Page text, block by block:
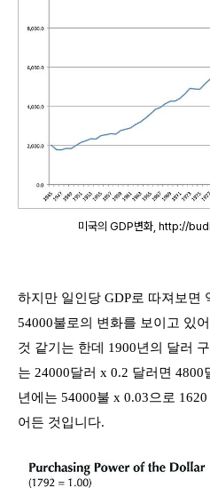
미국의 GDP변화, http://
하지만 일인당 GDP로 따져보면
54000불로의 변화를 보이고 있어
것 같기는 한데 1900년의 달러
는 24000달러 x 0.2 달러면 4800
년에는 54000불 x 0.03으로 1620
어든 것입니다.